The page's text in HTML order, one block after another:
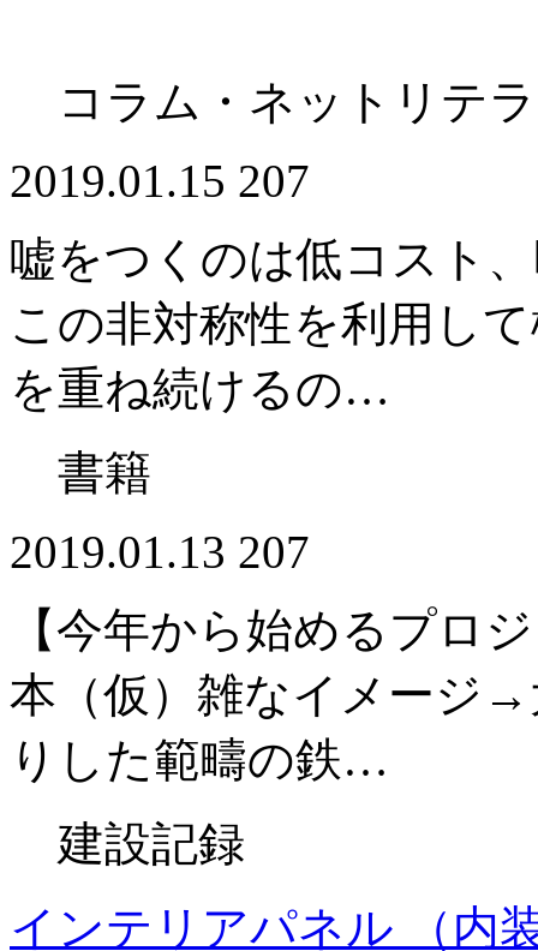
コラム・ネットリテ
2019.01.15 207
嘘をつくのは低コスト
この非対称性を利用し
を重ね続けるの…
書籍
2019.01.13 207
【今年から始めるプロ
本（仮）雑なイメージ
りした範疇の鉄…
建設記録
インテリアパネル （内